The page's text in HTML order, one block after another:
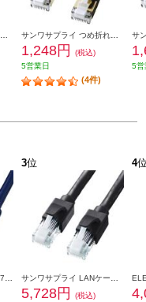
1,248円
(税込)
5営業日
(4件)
5営
3位
5,728円
(税込)
4